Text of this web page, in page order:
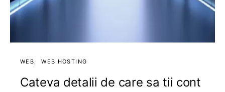
WEB WEB HOSTING
Cateva detalii de care sa tii cont